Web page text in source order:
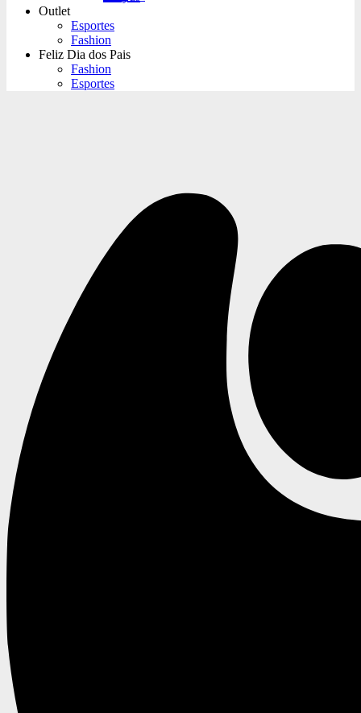
Outlet
Esportes
Fashion
Feliz Dia dos Pais
Fashion
Esportes